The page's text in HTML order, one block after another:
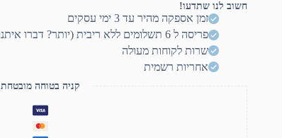
חשוב לנו שתדעו!
זמן אספקה מהיר עד 3 ימי עסקים
פריסה ל 6 תשלומים ללא ריבית (יותר? דברו איתנו)
שרות לקוחות מעולה
אחריות רשמית
קניה בטוחה מובטחת